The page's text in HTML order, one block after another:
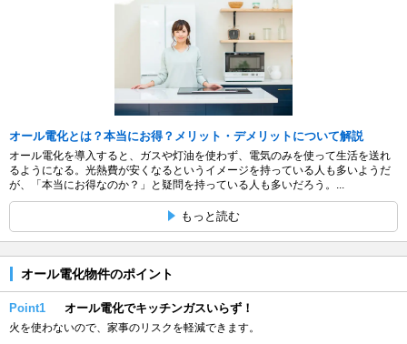
オール電化とは？本当にお得？メリット・デメリットについて解説
オール電化を導入すると、ガスや灯油を使わず、電気のみを使って生活を送れ
るようになる。光熱費が安くなるというイメージを持っている人も多いようだ
が、「本当にお得なのか？」と疑問を持っている人も多いだろう。...
もっと読む
オール電化物件のポイント
Point1 オール電化でキッチンガスいらず！
火を使わないので、家事のリスクを軽減できます。